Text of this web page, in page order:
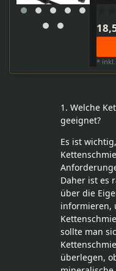
*
1. Welche
geeignet?
Es ist
Daher ist es
über die
informieren,
sollte man
überlegen,